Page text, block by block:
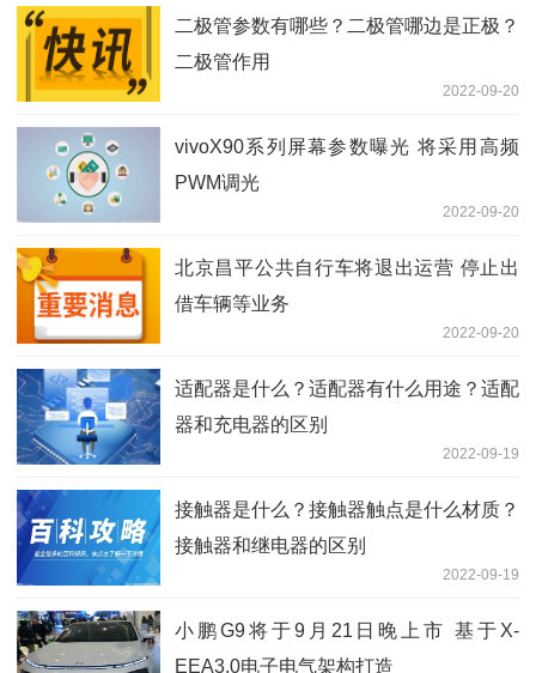
二极管参数有哪些？二极管哪边是正极？
二极管作用
2022-09-20
vivoX90系列屏幕参数曝光 将采用高频
PWM调光
2022-09-20
北京昌平公共自行车将退出运营 停止出
借车辆等业务
2022-09-20
适配器是什么？适配器有什么用途？适配
器和充电器的区别
2022-09-19
接触器是什么？接触器触点是什么材质？
接触器和继电器的区别
2022-09-19
小鹏G9将于9月21日晚上市 基于X-
EEA3.0电子电气架构打造